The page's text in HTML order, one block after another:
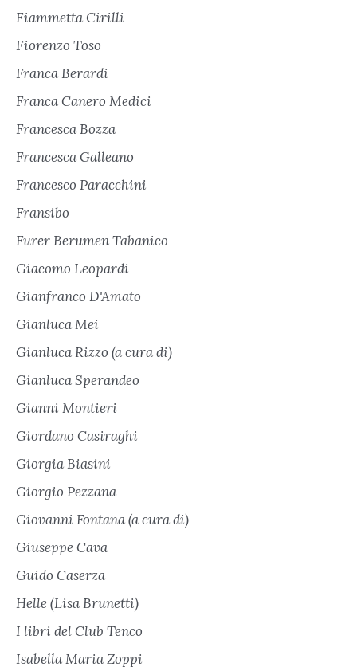
Fiammetta Cirilli
Fiorenzo Toso
Franca Berardi
Franca Canero Medici
Francesca Bozza
Francesca Galleano
Francesco Paracchini
Fransibo
Furer Berumen Tabanico
Giacomo Leopardi
Gianfranco D'Amato
Gianluca Mei
Gianluca Rizzo (a cura di)
Gianluca Sperandeo
Gianni Montieri
Giordano Casiraghi
Giorgia Biasini
Giorgio Pezzana
Giovanni Fontana (a cura di)
Giuseppe Cava
Guido Caserza
Helle (Lisa Brunetti)
I libri del Club Tenco
Isabella Maria Zoppi